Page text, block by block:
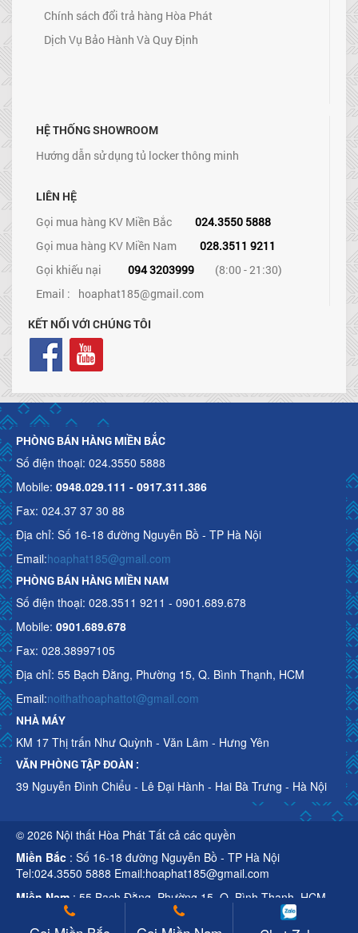
Chính sách đổi trả hàng Hòa Phát
Dịch Vụ Bảo Hành Và Quy Định
HỆ THỐNG SHOWROOM
Hướng dẫn sử dụng tủ locker thông minh
LIÊN HỆ
Gọi mua hàng KV Miền Bắc
024.3550 5888
Gọi mua hàng KV Miền Nam
028.3511 9211
Gọi khiếu nại
094 3203999
(8:00 - 21:30)
Email : hoaphat185@gmail.com
KẾT NỐI VỚI CHÚNG TÔI
PHÒNG BÁN HÀNG MIỀN BẮC
Số điện thoại: 024.3550 5888
Mobile: 0948.029.111 - 0917.311.386
Fax: 024.37 37 30 88
Địa chỉ: Số 16-18 đường Nguyễn Bồ - TP Hà Nội
Email:hoaphat185@gmail.com
PHÒNG BÁN HÀNG MIỀN NAM
Số điện thoại: 028.3511 9211 - 0901.689.678
Mobile: 0901.689.678
Fax: 028.38997105
Địa chỉ: 55 Bạch Đằng, Phường 15, Q. Bình Thạnh, HCM
Email:noithathoaphattot@gmail.com
NHÀ MÁY
KM 17 Thị trấn Như Quỳnh - Văn Lâm - Hưng Yên
VĂN PHÒNG TẬP ĐOÀN :
39 Nguyễn Đình Chiểu - Lê Đại Hành - Hai Bà Trưng - Hà Nội
© 2026 Nội thất Hòa Phát Tất cả các quyền
Miền Bắc : Số 16-18 đường Nguyễn Bồ - TP Hà Nội
Tel:024.3550 5888 Email:hoaphat185@gmail.com
Miền Nam : 55 Bạch Đằng, Phường 15, Q. Bình Thạnh, HCM
Tel:028.3511 9211 Email:noithathoaphattot@gmail.com